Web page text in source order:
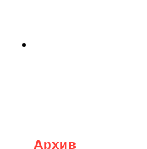
Архив